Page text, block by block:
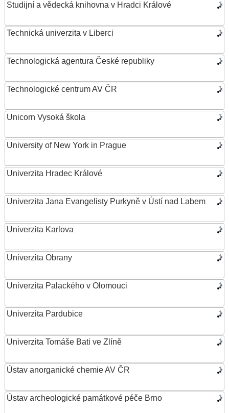
Studijní a vědecká knihovna v Hradci Králové
Technická univerzita v Liberci
Technologická agentura České republiky
Technologické centrum AV ČR
Unicorn Vysoká škola
University of New York in Prague
Univerzita Hradec Králové
Univerzita Jana Evangelisty Purkyně v Ústí nad Labem
Univerzita Karlova
Univerzita Obrany
Univerzita Palackého v Olomouci
Univerzita Pardubice
Univerzita Tomáše Bati ve Zlíně
Ústav anorganické chemie AV ČR
Ústav archeologické památkové péče Brno